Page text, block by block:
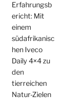
Erfahrungsb
ericht: Mit
einem
südafrikanisc
hen Iveco
Daily 4×4 zu
den
tierreichen
Natur-Zielen